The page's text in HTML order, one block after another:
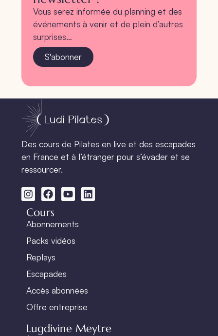
Vous serez informée du planning et des
événements à venir et de plein d’autres
surprises…
S'abonner
Des cours de Pilates en live et des escapades
en France et à l’étranger pour s’évader et se
ressourcer.
Cours
Abonnements
Packs vidéos
Replays
Escapades
Accès abonnées
Offre entreprise
Lugdivine Meytre